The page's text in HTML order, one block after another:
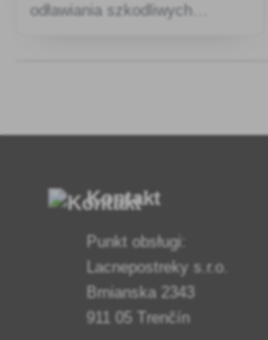
odławiania szkodliwych
Kontakt
Punkt obsługi:
Lacnepostreky s.r.o.
Brnianska 2343
911 05 Trenčín